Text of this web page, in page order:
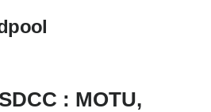
: MOTU,